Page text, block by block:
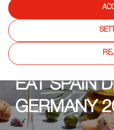
EAT SPAIN
GERMANY